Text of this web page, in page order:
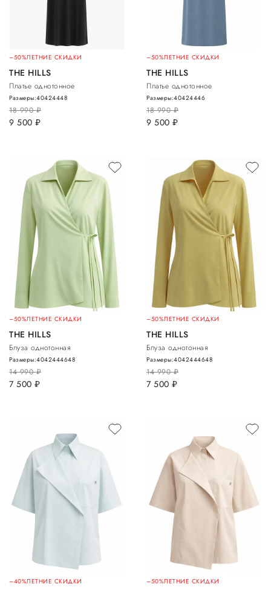
–50%ЛЕТНИЕ СКИДКИ
THE HILLS
Платье однотонное
18 990руб.
9 500 руб.
Размеры:40424448
–50%ЛЕТНИЕ СКИДКИ
THE HILLS
Платье однотонное
18 990руб.
9 500 руб.
Размеры:40424446
–50%ЛЕТНИЕ СКИДКИ
THE HILLS
Блуза однотонная
14 990руб.
7 500 руб.
Размеры:4042444648
–50%ЛЕТНИЕ СКИДКИ
THE HILLS
Блуза однотонная
14 990руб.
7 500 руб.
Размеры:4042444648
–40%ЛЕТНИЕ СКИДКИ –50%ЛЕТНИЕ СКИДКИ